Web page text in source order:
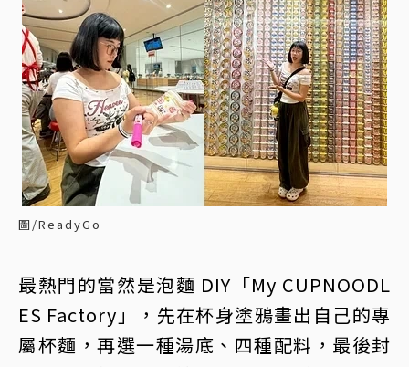
圖/ReadyGo
最熱門的當然是泡麵 DIY「My CUPNOODL
ES Factory」，先在杯身塗鴉畫出自己的專
屬杯麵，再選一種湯底、四種配料，最後封